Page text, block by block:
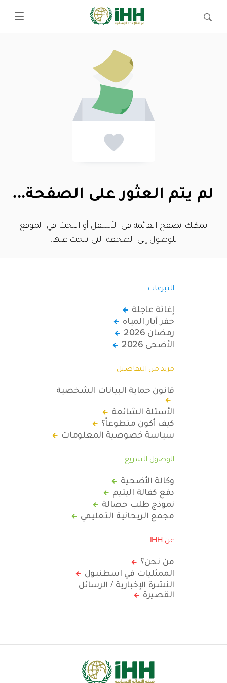
لم يتم العثور على الصفحة...
يمكنك تصفح القائمة في الأسفل أو البحث في الموقع
للوصول إلى الصحفة التي تبحث عنها.
التبرعات
إغاثة عاجلة
حفر آبار المياه
رمضان 2026
الأضحى 2026
مزيد من التفاصيل
قانون حماية البيانات الشخصية
الأسئلة الشائعة
كيف أكون متطوعاً؟
سياسة خصوصية المعلومات
الوصول السريع
وكالة الأضحية
دفع كفالة اليتيم
نموذج طلب حصالة
مجمع الريحانية التعليمي
عن IHH
من نحن؟
الممثليات في اسطنبول
النشرة الإخبارية / الرسائل
القصيرة